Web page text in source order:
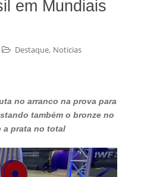
em Mundiais
Destaque, Noticias
no arranco na prova para
também o bronze no
a prata no total